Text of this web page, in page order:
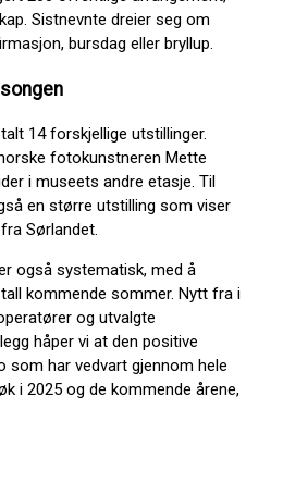
Sistnevnte dreier seg om
bursdag eller bryllup.
14 forskjellige utstillinger.
fotokunstneren Mette
i museets andre etasje. Til
en større utstilling som viser
Sørlandet.
også systematisk, med å
kommende sommer. Nytt fra i
og utvalgte
håper vi at den positive
som har vedvart gjennom hele
i 2025 og de kommende årene,